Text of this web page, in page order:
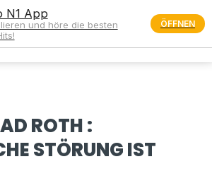
menu
ROTH :
STÖRUNG IST
N1 App
und höre die besten
ÖFFNEN